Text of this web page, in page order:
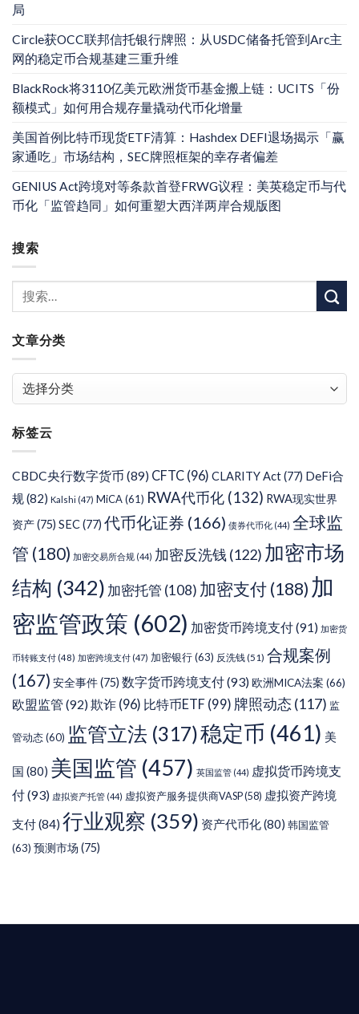
局
Circle获OCC联邦信托银行牌照：从USDC储备托管到Arc主
网的稳定币合规基建三重升维
BlackRock将3110亿美元欧洲货币基金搬上链：UCITS「份
额模式」如何用合规存量撬动代币化增量
美国首例比特币现货ETF清算：Hashdex DEFI退场揭示「赢
家通吃」市场结构，SEC牌照框架的幸存者偏差
GENIUS Act跨境对等条款首登FRWG议程：美英稳定币与代
币化「监管趋同」如何重塑大西洋两岸合规版图
搜索
文章分类
类
标签云
CBDC央行数字货币 (89) CFTC (96) CLARITY Act(77) DeFi合
规 (82) Kalshi (47) MiCA(61) RWA代币化 (132) RWA现实世界
资产(75) SEC(77) 代币化证券 (166) 债券代币化 (44) 全球监
管 (180) 加密交易所合规 (44) 加密反洗钱 (122) 加密市场
结构 (342) 加密托管 (108) 加密支付 (188) 加
密监管政策 (602) 加密货币跨境支付(91) 加密货
币转账支付 (48) 加密跨境支付 (47) 加密银行(63) 反洗钱(51) 合规案例
(167) 安全事件(75) 数字货币跨境支付(93)欧洲MICA法案 (66)
欧盟监管 (92)欺诈 (96) 比特币ETF (99) 牌照动态 (117) 监
管动态(60) 监管立法 (317)稳定币 (461) 美
国 (80) 美国监管 (457) 英国监管 (44) 虚拟货币跨境支
付(93) 虚拟资产托管 (44) 虚拟资产服务提供商VASP(58) 虚拟资产跨境
支付(84) 行业观察 (359) 资产代币化 (80) 韩国监管
(63) 预测市场 (75)